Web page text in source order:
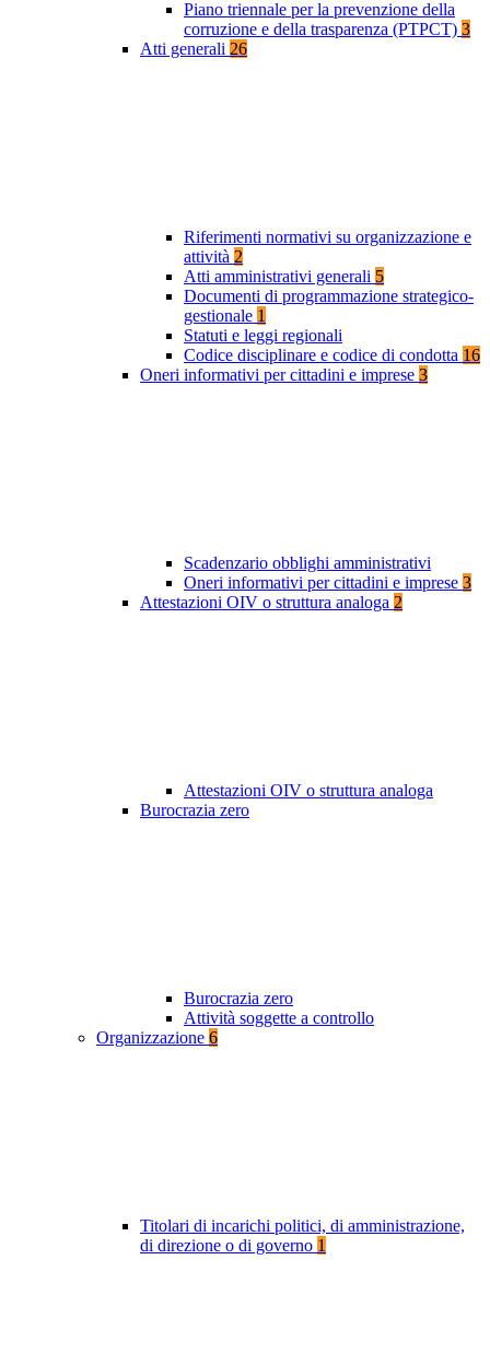
Piano triennale per la prevenzione della
corruzione e della trasparenza (PTPCT) 3
Atti generali 26
Riferimenti normativi su organizzazione e
attività 2
Atti amministrativi generali 5
Documenti di programmazione strategico-
gestionale 1
Statuti e leggi regionali
Codice disciplinare e codice di condotta 16
Oneri informativi per cittadini e imprese 3
Scadenzario obblighi amministrativi
Oneri informativi per cittadini e imprese 3
Attestazioni OIV o struttura analoga 2
Attestazioni OIV o struttura analoga
Burocrazia zero
Burocrazia zero
Attività soggette a controllo
Organizzazione 6
Titolari di incarichi politici, di amministrazione,
di direzione o di governo 1